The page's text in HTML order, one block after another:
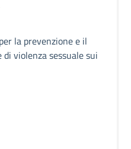
la prevenzione e il
violenza sessuale sui